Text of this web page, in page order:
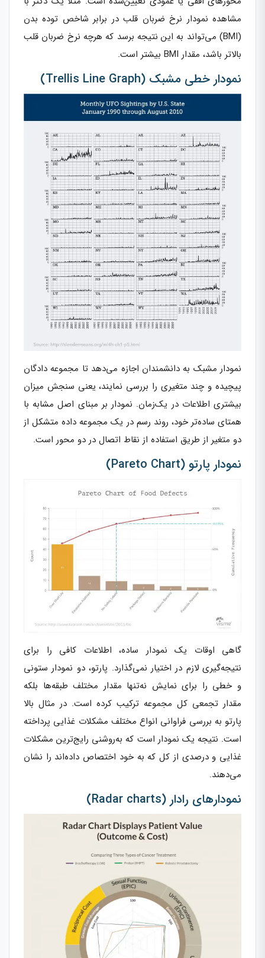
مشاهده نمودار نرخ ضربان قلب در برابر شاخص توده بدن
(BMI) می‌تواند به این نتیجه برسد که هرچه نرخ ضربان قلب
بالاتر باشد، مقدار BMI بیشتر است.
نمودار خطی مشبک (Trellis Line Graph)
نمودار مشبک به دانشمندان اجازه می‌دهد تا مجموعه دادگان
پیچیده و چند متغیری را بررسی نمایند، یعنی سنجش میزان
بیشتری اطلاعات در یک‌زمان. نمودار بر مبنای اصل مشابه با
همتای ساده‌تر خود، روند رسم در یک مجموعه داده متشکل از
دو متغیر از طریق استفاده از نقاط اتصال در دو محور است.
نمودار پارتو (Pareto Chart)
گاهی اوقات یک نمودار ساده، اطلاعات کافی را برای
نتیجه‌گیری لازم در اختیار نمی‌گذارد. پارتو، دو نمودار ستونی
و خطی را برای نمایش نه‌تنها مقدار مختلف طبقه‌ها بلکه
مقدار تجمعی کل مجموعه ترکیب کرده است. در مثال بالا
پارتو به بررسی فراوانی انواع مختلف مشکلات غذایی پرداخته
است. نتیجه یک نمودار است که به‌روشنی رایج‌ترین مشکلات
غذایی و درصدی از کل که به خود اختصاص داده‌اند را نشان
می‌دهند.
نمودارهای رادار (Radar charts)